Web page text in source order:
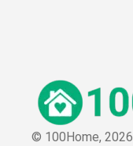
© 100Home, 2026